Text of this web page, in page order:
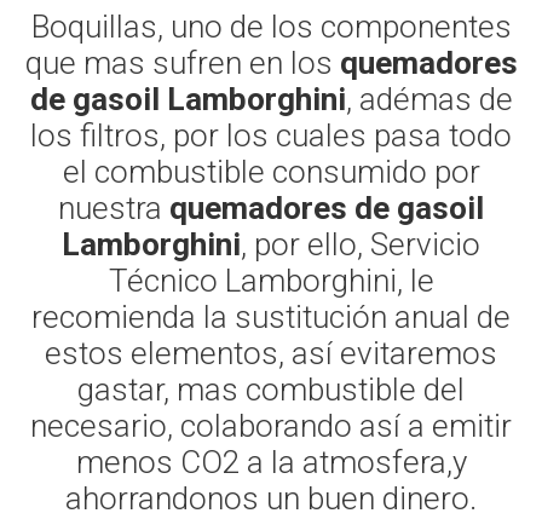
Boquillas, uno de los componentes
que mas sufren en los quemadores
de gasoil Lamborghini, adémas de
los filtros, por los cuales pasa todo
el combustible consumido por
nuestra quemadores de gasoil
Lamborghini, por ello, Servicio
Técnico Lamborghini, le
recomienda la sustitución anual de
estos elementos, así evitaremos
gastar, mas combustible del
necesario, colaborando así a emitir
menos CO2 a la atmosfera,y
ahorrandonos un buen dinero.